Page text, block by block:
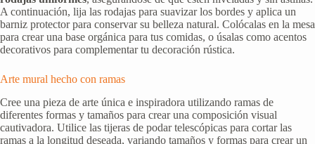
A continuación, lija las rodajas para suavizar los bordes y aplica un
barniz protector para conservar su belleza natural. Colócalas en la mesa
para crear una base orgánica para tus comidas, o úsalas como acentos
decorativos para complementar tu decoración rústica.
Arte mural hecho con ramas
Cree una pieza de arte única e inspiradora utilizando ramas de
diferentes formas y tamaños para crear una composición visual
cautivadora. Utilice las tijeras de podar telescópicas para cortar las
ramas a la longitud deseada, variando tamaños y formas para crear un